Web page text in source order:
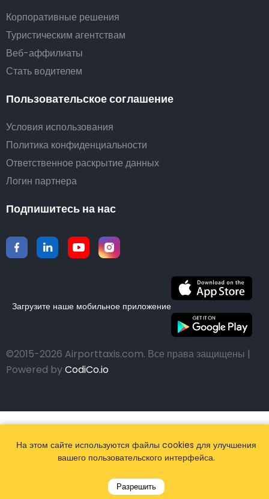
Корпоративные решения
Туристическим агентствам
Веб-аффилиаты
Стать водителем
Пользовательское соглашение
Условия использования
Политика конфиденциальности
Ответственное раскрытие данных
Логин партнера
Подпишитесь на нас
Загрузите наше мобильное приложение
©2015-2026 Airporttaxis.com. Все права защищены |
Powered byCodiCo.io
На этом сайте используются файлы cookies для улучшения
вашего пользовательского интерфейса.
Разрешить